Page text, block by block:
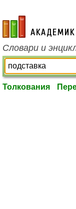
academic.ru
Словари и
Толкования